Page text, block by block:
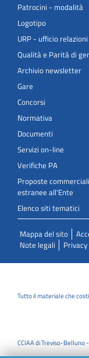
Patrocini - modalità
Logotipo
URP - ufficio
Qualità e Parità di
Archivio newsletter
Gare
Concorsi
Normativa
Documenti
Servizi on-line
Verifiche PA
Proposte commerciali
estranee all'Ente
Elenco siti tematici
Mappa del sito
Note legali
Privacy
Tutto il materiale che
CCIAA di Treviso-Belluno